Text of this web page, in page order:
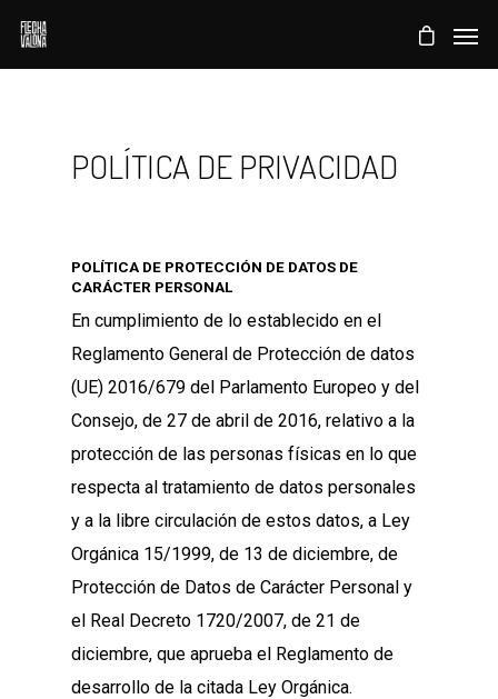
POLÍTICA DE PRIVACIDAD
POLÍTICA DE PROTECCIÓN DE DATOS DE
CARÁCTER PERSONAL
En cumplimiento de lo establecido en el
Reglamento General de Protección de datos
(UE) 2016/679 del Parlamento Europeo y del
Consejo, de 27 de abril de 2016, relativo a la
protección de las personas físicas en lo que
respecta al tratamiento de datos personales
y a la libre circulación de estos datos, a Ley
Orgánica 15/1999, de 13 de diciembre, de
Protección de Datos de Carácter Personal y
el Real Decreto 1720/2007, de 21 de
diciembre, que aprueba el Reglamento de
desarrollo de la citada Ley Orgánica.